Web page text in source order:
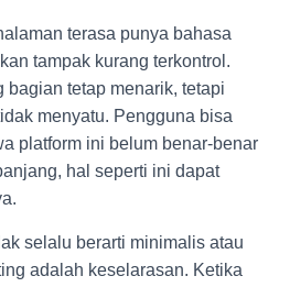
terasa punya bahasa
tampak kurang terkontrol.
bagian tetap menarik, tetapi
menyatu. Pengguna bisa
platform ini belum benar-benar
hal seperti ini dapat
selalu berarti minimalis atau
adalah keselarasan. Ketika